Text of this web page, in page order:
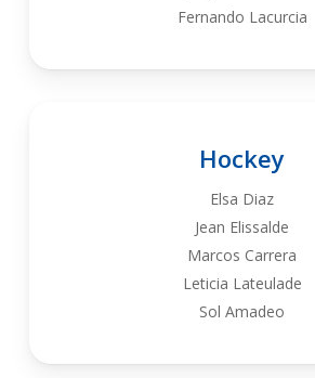
Fernando Lacurcia
Hockey
Elsa Diaz
Jean Elissalde
Marcos Carrera
Leticia Lateulade
Sol Amadeo